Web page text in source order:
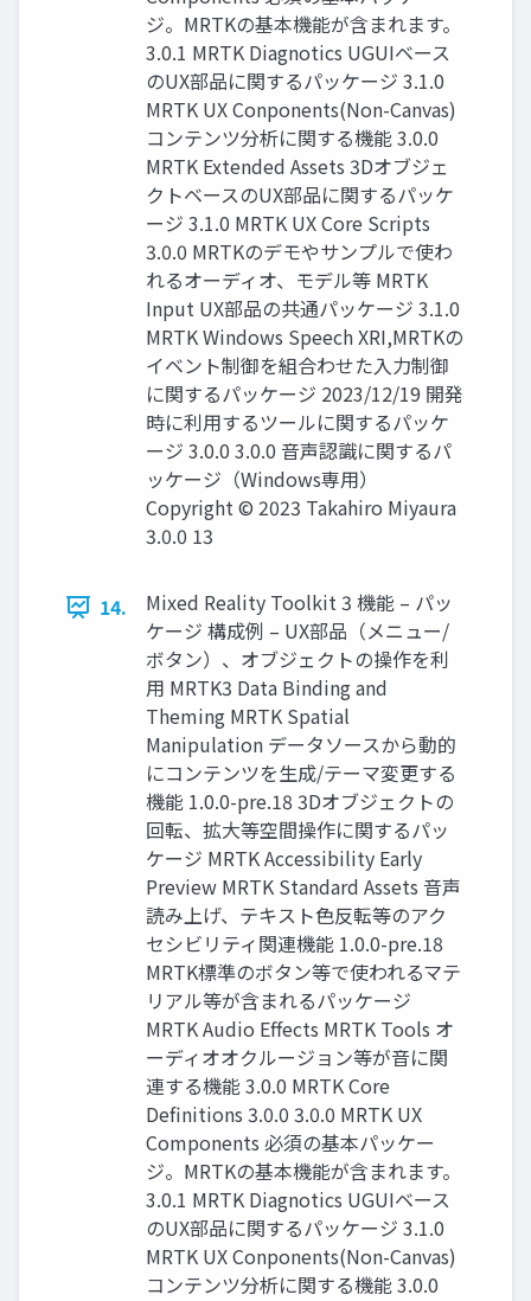
ジ。MRTKの基本機能が含まれます。
3.0.1 MRTK Diagnotics UGUIベース
のUX部品に関するパッケージ 3.1.0
MRTK UX Conponents(Non-Canvas)
コンテンツ分析に関する機能 3.0.0
MRTK Extended Assets 3Dオブジェ
クトベースのUX部品に関するパッケ
ージ 3.1.0 MRTK UX Core Scripts
3.0.0 MRTKのデモやサンプルで使わ
れるオーディオ、モデル等 MRTK
Input UX部品の共通パッケージ 3.1.0
MRTK Windows Speech XRI,MRTKの
イベント制御を組合わせた入力制御
に関するパッケージ 2023/12/19 開発
時に利用するツールに関するパッケ
ージ 3.0.0 3.0.0 音声認識に関するパ
ッケージ（Windows専用）
Copyright © 2023 Takahiro Miyaura
3.0.0 13
14.
Mixed Reality Toolkit 3 機能 – パッ
ケージ 構成例 – UX部品（メニュー/
ボタン）、オブジェクトの操作を利
用 MRTK3 Data Binding and
Theming MRTK Spatial
Manipulation データソースから動的
にコンテンツを生成/テーマ変更する
機能 1.0.0-pre.18 3Dオブジェクトの
回転、拡大等空間操作に関するパッ
ケージ MRTK Accessibility Early
Preview MRTK Standard Assets 音声
読み上げ、テキスト色反転等のアク
セシビリティ関連機能 1.0.0-pre.18
MRTK標準のボタン等で使われるマテ
リアル等が含まれるパッケージ
MRTK Audio Effects MRTK Tools オ
ーディオオクルージョン等が音に関
連する機能 3.0.0 MRTK Core
Definitions 3.0.0 3.0.0 MRTK UX
Components 必須の基本パッケー
ジ。MRTKの基本機能が含まれます。
3.0.1 MRTK Diagnotics UGUIベース
のUX部品に関するパッケージ 3.1.0
MRTK UX Conponents(Non-Canvas)
コンテンツ分析に関する機能 3.0.0